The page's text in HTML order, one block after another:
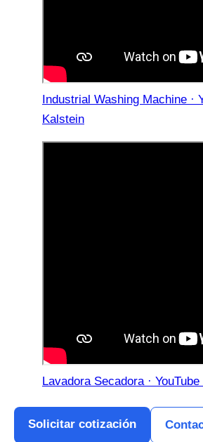
Industrial Washing Machine ·
Kalstein
Lavadora Secadora ·
Solicitar cotización